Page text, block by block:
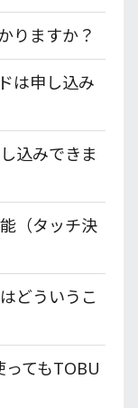
りますか？
は申し込み
込みできま
（タッチ決
どういうこ
てもTOBU